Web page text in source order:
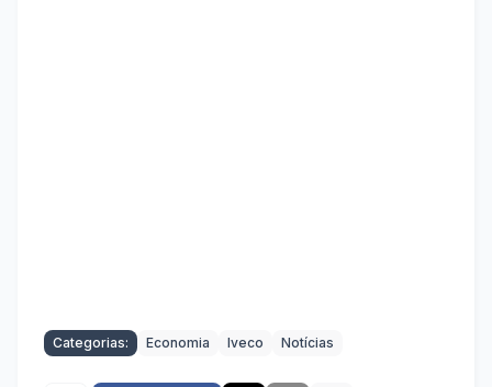
Categorias: Economia Iveco Notícias